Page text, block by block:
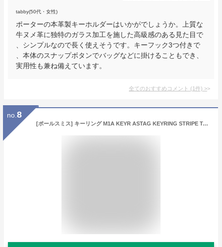
tabby(50代・女性)
ポーターの本革製キーホルダーはいかがでしょうか。上質な
牛ヌメ革に独特のガラス加工を施した高級感のある見た目で
、シンプルなので長く使えそうです。キーフック3つ付きで
、本体のスナップボタンでバッグなどに掛けることもでき、
実用性も兼ね備えています。
全てのおすすめコメント (1件) >
no. 8
[ポールスミス] キーリング M1A KEYR ASTAG KEYRING STRIPE TAG メンズ レディース MULTI マルチカラー [並行輸入品]